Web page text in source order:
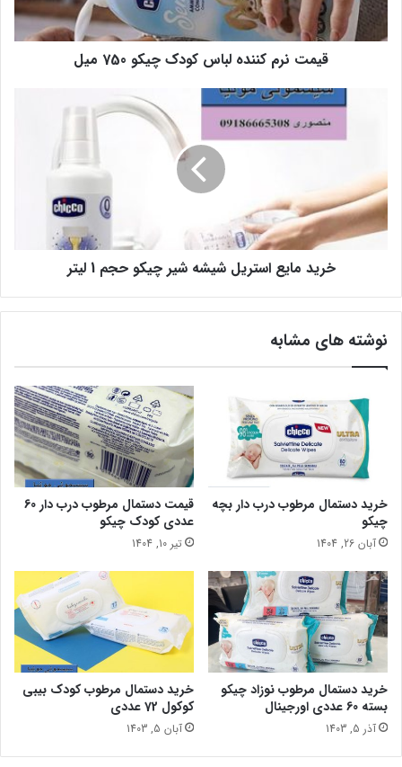
قیمت نرم کننده لباس کودک چیکو 750 میل
خرید مایع استریل شیشه شیر چیکو حجم 1 لیتر
نوشته های مشابه
خرید دستمال مرطوب درب دار بچه
چیکو
آبان 26, 1404
قیمت دستمال مرطوب درب دار 60
عددی کودک چیکو
تیر 10, 1404
خرید دستمال مرطوب نوزاد چیکو
بسته 60 عددی اورجینال
آذر 5, 1403
خرید دستمال مرطوب کودک بیبی
کوکول 72 عددی
آبان 5, 1403